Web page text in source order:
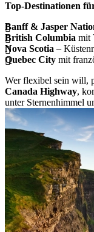
Top-Destinationen
Banff & Jasper
British Columbia mit
Nova Scotia –
Quebec City mit
Wer flexibel sein will,
Canada Highway,
unter Sternenhimmel